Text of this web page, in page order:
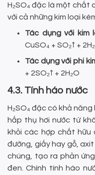
H₂SO₄ đặc là một chất
với cả những kim loại
Tác dụng với kim
CuSO₄ + SO₂↑ +
Tác dụng với phi
+ 2SO₂↑ + 2H₂O
4.3. Tính háo nước
H₂SO₄ đặc có khả
hấp thụ hơi nước từ
khỏi các hợp chất hữu
đường, giấy hay gỗ,
chúng, tạo ra phản
đen. Chính tính háo